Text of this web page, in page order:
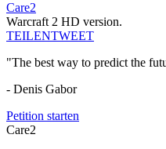
Care2
Warcraft 2 HD version.
TEILENTWEET
"The best way to predict the
- Denis Gabor
Petition starten
Care2